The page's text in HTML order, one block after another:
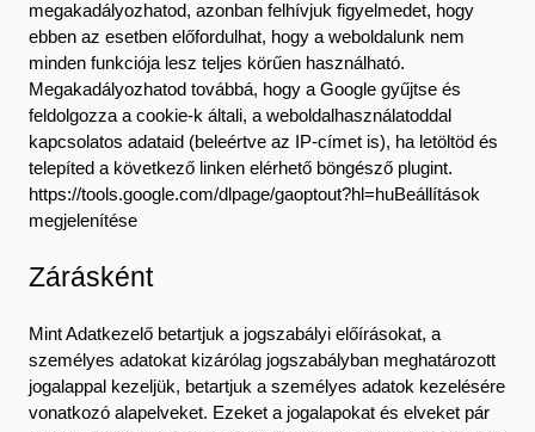
megakadályozhatod, azonban felhívjuk figyelmedet, hogy
ebben az esetben előfordulhat, hogy a weboldalunk nem
minden funkciója lesz teljes körűen használható.
Megakadályozhatod továbbá, hogy a Google gyűjtse és
feldolgozza a cookie-k általi, a weboldalhasználatoddal
kapcsolatos adataid (beleértve az IP-címet is), ha letöltöd és
telepíted a következő linken elérhető böngésző plugint.
https://tools.google.com/dlpage/gaoptout?hl=huBeállítások
megjelenítése
Zárásként
Mint Adatkezelő betartjuk a jogszabályi előírásokat, a
személyes adatokat kizárólag jogszabályban meghatározott
jogalappal kezeljük, betartjuk a személyes adatok kezelésére
vonatkozó alapelveket. Ezeket a jogalapokat és elveket pár